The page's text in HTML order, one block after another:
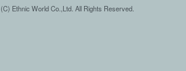
Ethnic World Co.,Ltd. All Rights Reserved.